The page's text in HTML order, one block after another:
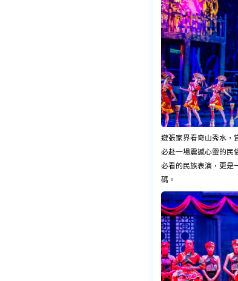
遊張家界看奇山秀水，
必赴一場震撼心靈的
必看的民族表演，更是
碼。